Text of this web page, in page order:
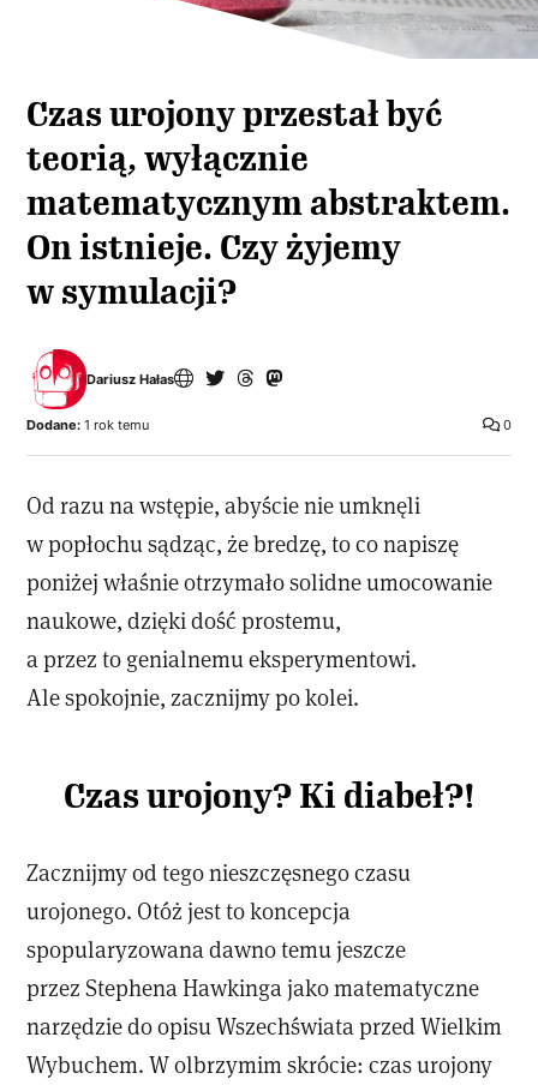
Czas urojony przestał być
teorią, wyłącznie
matematycznym abstraktem.
On istnieje. Czy żyjemy
w symulacji?
Dariusz Hałas
0
Dodane: 1 rok temu
Od razu na wstępie, abyście nie umknęli
w popłochu sądząc, że bredzę, to co napiszę
poniżej właśnie otrzymało solidne umocowanie
naukowe, dzięki dość prostemu,
a przez to genialnemu eksperymentowi.
Ale spokojnie, zacznijmy po kolei.
Czas urojony? Ki diabeł?!
Zacznijmy od tego nieszczęsnego czasu
urojonego. Otóż jest to koncepcja
spopularyzowana dawno temu jeszcze
przez Stephena Hawkinga jako matematyczne
narzędzie do opisu Wszechświata przed Wielkim
Wybuchem. W olbrzymim skrócie: czas urojony